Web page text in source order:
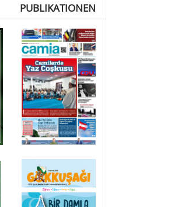
PUBLIKATIONEN